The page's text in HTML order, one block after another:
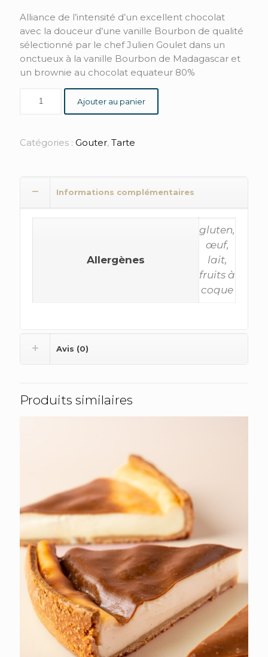
Alliance de l’intensité d’un excellent chocolat
avec la douceur d’une vanille Bourbon de qualité
sélectionné par le chef Julien Goulet dans un
onctueux à la vanille Bourbon de Madagascar et
un brownie au chocolat equateur 80%
Ajouter au panier
Catégories : Gouter, Tarte
Informations complémentaires
Allergènes
gluten,
œuf,
lait,
fruits à
coque
Avis (0)
Produits similaires